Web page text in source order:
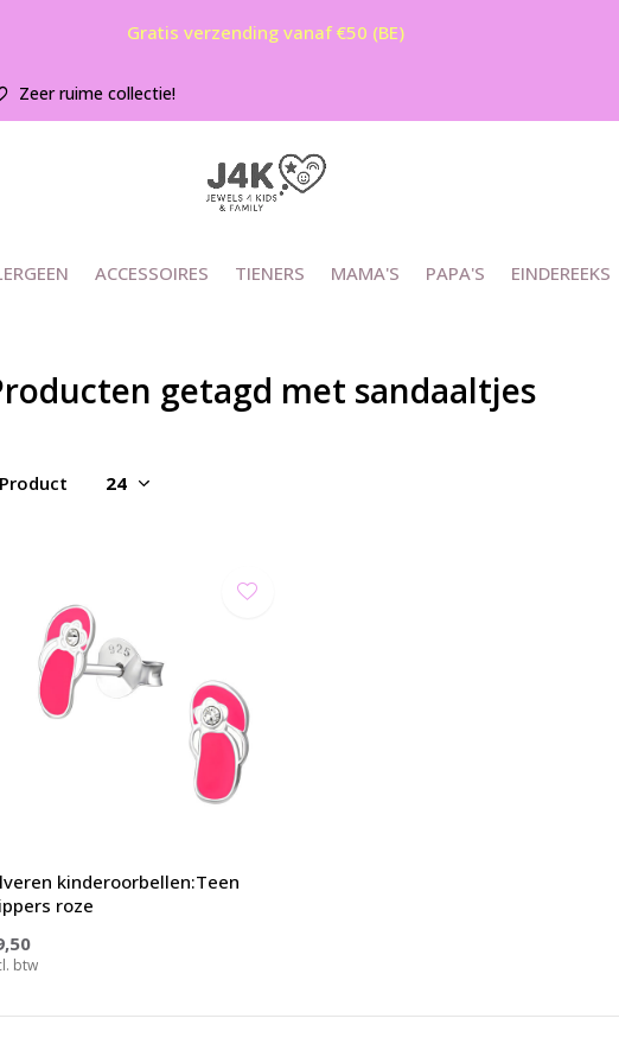
ACCESSOIRES TIENERS MAMA'S PAPA'S EINDEREEKS
Zeer ruime collectie!
Gratis verzending vanaf €50 (BE)
getagd met sandaaltjes
kinderoorbellen:Teen
roze
btw